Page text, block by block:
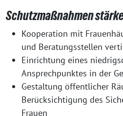
Schutzmaßnahmen
Kooperation mit
und Beratungsstellen
Einrichtung eines
Ansprechpunktes in der
Gestaltung öffentlicher
Berücksichtigung des
Frauen